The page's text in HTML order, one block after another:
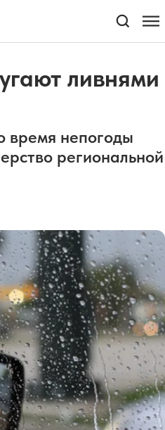
ливнями
время непогоды
региональной